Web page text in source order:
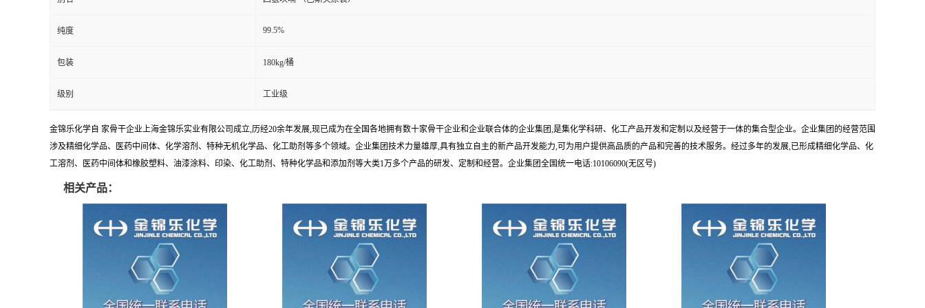
纯度 99.5%
包装 180kg/桶
级别 工业级
金锦乐化学自 家骨干企业上海金锦乐实业有限公司成立,历经20余年发展,现已成为在全国各地拥有数十家骨干企业和企业联合体的企业集团,是集化学科研、化工产品开发和定制以及经营于一体的集合型企业。企业集团的经营范围
涉及精细化学品、医药中间体、化学溶剂、特种无机化学品、化工助剂等多个领域。企业集团技术力量雄厚,具有独立自主的新产品开发能力,可为用户提供高品质的产品和完善的技术服务。经过多年的发展,已形成精细化学品、化
工溶剂、医药中间体和橡胶塑料、油漆涂料、印染、化工助剂、特种化学品和添加剂等大类1万多个产品的研发、定制和经营。企业集团全国统一电话:10106090(无区号)
相关产品：